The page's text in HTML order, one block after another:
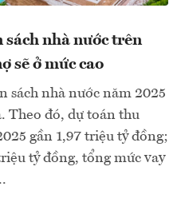
nhà nước trên
sẽ ở mức cao
sách nhà nước năm 2025
Theo đó, dự toán thu
gần 1,97 triệu tỷ đồng;
tỷ đồng, tổng mức vay